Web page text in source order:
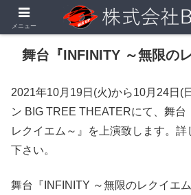
舞台『INFINITY ～無限の
2021年10月19日(火)から10月24日(
ン BIG TREE THEATERにて、舞台
レクイエム～』を上演致します。
下さい。
舞台『INFINITY ～無限のレクイエ
メニュー